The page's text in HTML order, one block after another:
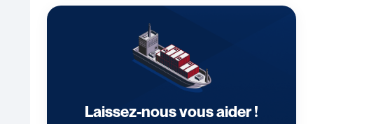
Laissez-nous vous aider !